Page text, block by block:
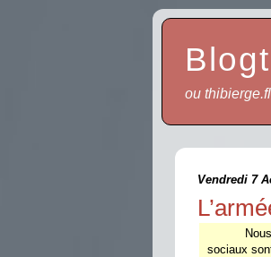
ou
Vendredi 7
sociaux